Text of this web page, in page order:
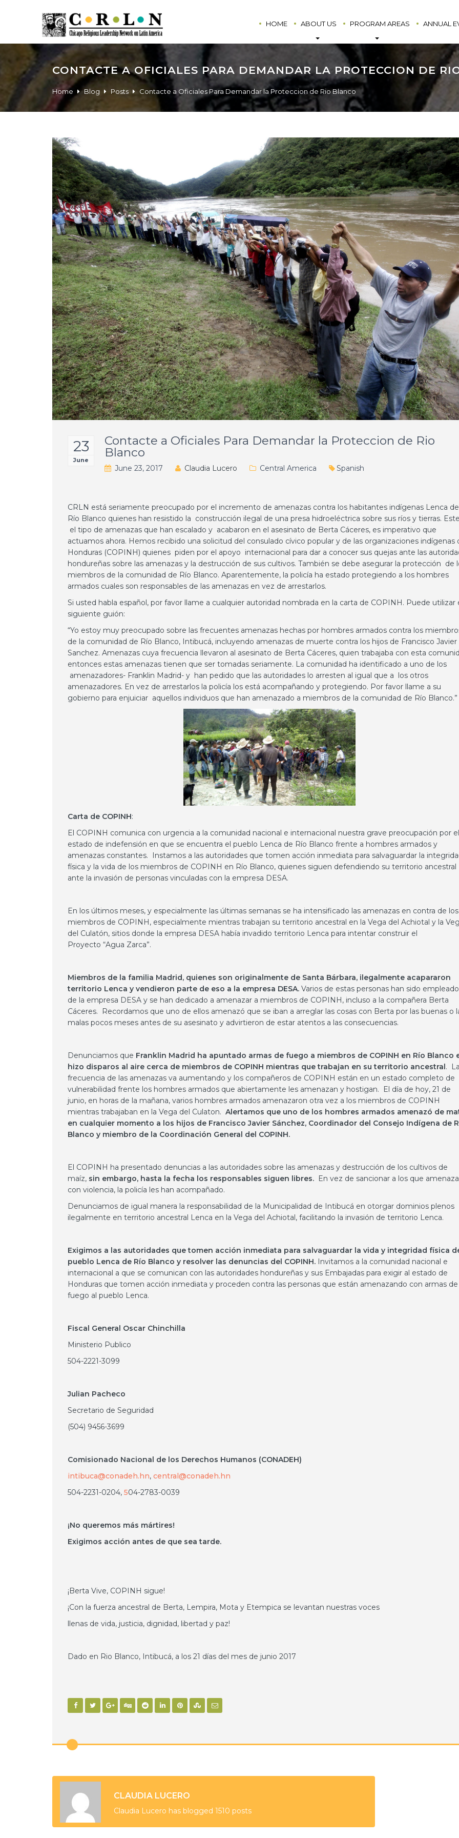
HOME ABOUT US PROGRAM AREAS ANNUAL
CONTACTE A OFICIALES PARA DEMANDAR LA PROTECCION DE
Home Blog Posts Contacte a Oficiales Para Demandar la Proteccion de Rio Blanco
23
June
Contacte a Oficiales Para Demandar la Proteccion de Rio
Blanco
June 23, 2017 Claudia Lucero Central America Spanish
CRLN está seriamente preocupado por el incremento de amenazas contra los habitantes indígenas Lenca
Río Blanco quienes han resistido la construcción ilegal de una presa hidroeléctrica sobre sus ríos y tierras.
el tipo de amenazas que han escalado y acabaron en el asesinato de Berta Cáceres, es imperativo que
actuamos ahora. Hemos recibido una solicitud del consulado cívico popular y de las organizaciones indígenas
Honduras (COPINH) quienes piden por el apoyo internacional para dar a conocer sus quejas ante las
hondureñas sobre las amenazas y la destrucción de sus cultivos. También se debe asegurar la protección de
miembros de la comunidad de Río Blanco. Aparentemente, la policía ha estado protegiendo a los hombres
armados cuales son responsables de las amenazas en vez de arrestarlos.
Si usted habla español, por favor llame a cualquier autoridad nombrada en la carta de COPINH. Puede utilizar
siguiente guión:
“Yo estoy muy preocupado sobre las frecuentes amenazas hechas por hombres armados contra los
de la comunidad de Río Blanco, Intibucá, incluyendo amenazas de muerte contra los hijos de Francisco Javier
Sanchez. Amenazas cuya frecuencia llevaron al asesinato de Berta Cáceres, quien trabajaba con esta
entonces estas amenazas tienen que ser tomadas seriamente. La comunidad ha identificado a uno de los
amenazadores- Franklin Madrid- y han pedido que las autoridades lo arresten al igual que a los otros
amenazadores. En vez de arrestarlos la policía los está acompañando y protegiendo. Por favor llame a su
gobierno para enjuiciar aquellos individuos que han amenazado a miembros de la comunidad de Río Blanco.”
Carta de COPINH:
El COPINH comunica con urgencia a la comunidad nacional e internacional nuestra grave preocupación por el
estado de indefensión en que se encuentra el pueblo Lenca de Río Blanco frente a hombres armados y
amenazas constantes. Instamos a las autoridades que tomen acción inmediata para salvaguardar la
física y la vida de los miembros de COPINH en Río Blanco, quienes siguen defendiendo su territorio ancestral
ante la invasión de personas vinculadas con la empresa DESA.
En los últimos meses, y especialmente las últimas semanas se ha intensificado las amenazas en contra de los
miembros de COPINH, especialmente mientras trabajan su territorio ancestral en la Vega del Achiotal y la
del Culatón, sitios donde la empresa DESA había invadido territorio Lenca para intentar construir el
Proyecto “Agua Zarca”.
Miembros de la familia Madrid, quienes son originalmente de Santa Bárbara, ilegalmente acapararon
territorio Lenca y vendieron parte de eso a la empresa DESA. Varios de estas personas han sido
de la empresa DESA y se han dedicado a amenazar a miembros de COPINH, incluso a la compañera Berta
Cáceres. Recordamos que uno de ellos amenazó que se iban a arreglar las cosas con Berta por las buenas o
malas pocos meses antes de su asesinato y advirtieron de estar atentos a las consecuencias.
Denunciamos que Franklin Madrid ha apuntado armas de fuego a miembros de COPINH en Río Blanco
hizo disparos al aire cerca de miembros de COPINH mientras que trabajan en su territorio ancestral. La
frecuencia de las amenazas va aumentando y los compañeros de COPINH están en un estado completo de
vulnerabilidad frente los hombres armados que abiertamente les amenazan y hostigan. El día de hoy, 21 de
junio, en horas de la mañana, varios hombres armados amenazaron otra vez a los miembros de COPINH
mientras trabajaban en la Vega del Culaton. Alertamos que uno de los hombres armados amenazó de
en cualquier momento a los hijos de Francisco Javier Sánchez, Coordinador del Consejo Indígena de
Blanco y miembro de la Coordinación General del COPINH.
El COPINH ha presentado denuncias a las autoridades sobre las amenazas y destrucción de los cultivos de
maíz, sin embargo, hasta la fecha los responsables siguen libres. En vez de sancionar a los que
con violencia, la policía les han acompañado.
Denunciamos de igual manera la responsabilidad de la Municipalidad de Intibucá en otorgar dominios plenos
ilegalmente en territorio ancestral Lenca en la Vega del Achiotal, facilitando la invasión de territorio Lenca.
Exigimos a las autoridades que tomen acción inmediata para salvaguardar la vida y integridad física
pueblo Lenca de Río Blanco y resolver las denuncias del COPINH. Invitamos a la comunidad nacional e
internacional a que se comunican con las autoridades hondureñas y sus Embajadas para exigir al estado de
Honduras que tomen acción inmediata y proceden contra las personas que están amenazando con armas de
fuego al pueblo Lenca.
Fiscal General Oscar Chinchilla
Ministerio Publico
504-2221-3099
Julian Pacheco
Secretario de Seguridad
(504) 9456-3699
Comisionado Nacional de los Derechos Humanos (CONADEH)
intibuca@conadeh.hn, central@conadeh.hn
504-2231-0204, 504-2783-0039
¡No queremos más mártires!
Exigimos acción antes de que sea tarde.
¡Berta Vive, COPINH sigue!
¡Con la fuerza ancestral de Berta, Lempira, Mota y Etempica se levantan nuestras voces
llenas de vida, justicia, dignidad, libertad y paz!
Dado en Rio Blanco, Intibucá, a los 21 días del mes de junio 2017
CLAUDIA LUCERO
Claudia Lucero has blogged 1510 posts